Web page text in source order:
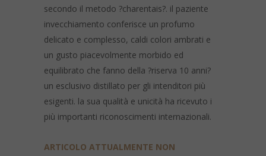
secondo il metodo ?charentais?. il paziente
invecchiamento conferisce un profumo
delicato e complesso, caldi colori ambrati e
un gusto piacevolmente morbido ed
equilibrato che fanno della ?riserva 10 anni?
un esclusivo distillato per gli intenditori più
esigenti. la sua qualità e unicità ha ricevuto i
più importanti riconoscimenti internazionali.
ARTICOLO ATTUALMENTE NON